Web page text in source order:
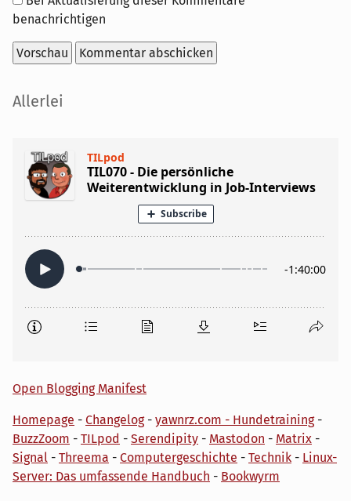
benachrichtigen
Seitenleiste
Allerlei
Open Blogging Manifest
Homepage - Changelog- yawnrz.com - Hundetraining-
BuzzZoom - TILpod - Serendipity - Mastodon - Matrix -
Signal - Threema - Computergeschichte - Technik - Linux-
Server: Das umfassende Handbuch - Bookwyrm